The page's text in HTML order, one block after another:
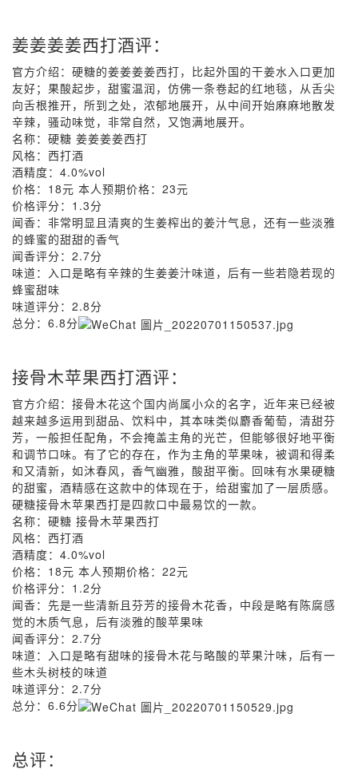
姜姜姜姜西打酒评：
官方介绍：硬糖的姜姜姜姜西打，比起外国的干姜水入口更加
友好；果酸起步，甜蜜温润，仿佛一条卷起的红地毯，从舌尖
向舌根推开，所到之处，浓郁地展开，从中间开始麻麻地散发
辛辣，骚动味觉，非常自然，又饱满地展开。
名称：硬糖 姜姜姜姜西打
风格：西打酒
酒精度：4.0%vol
价格：18元 本人预期价格：23元
价格评分：1.3分
闻香：非常明显且清爽的生姜榨出的姜汁气息，还有一些淡雅
的蜂蜜的甜甜的香气
闻香评分：2.7分
味道：入口是略有辛辣的生姜姜汁味道，后有一些若隐若现的
蜂蜜甜味
味道评分：2.8分
总分：6.8分
接骨木苹果西打酒评：
官方介绍：接骨木花这个国内尚属小众的名字，近年来已经被
越来越多运用到甜品、饮料中，其本味类似麝香葡萄，清甜芬
芳，一般担任配角，不会掩盖主角的光芒，但能够很好地平衡
和调节口味。有了它的存在，作为主角的苹果味，被调和得柔
和又清新，如沐春风，香气幽雅，酸甜平衡。回味有水果硬糖
的甜蜜，酒精感在这款中的体现在于，给甜蜜加了一层质感。
硬糖接骨木苹果西打是四款口中最易饮的一款。
名称：硬糖 接骨木苹果西打
风格：西打酒
酒精度：4.0%vol
价格：18元 本人预期价格：22元
价格评分：1.2分
闻香：先是一些清新且芬芳的接骨木花香，中段是略有陈腐感
觉的木质气息，后有淡雅的酸苹果味
闻香评分：2.7分
味道：入口是略有甜味的接骨木花与略酸的苹果汁味，后有一
些木头树枝的味道
味道评分：2.7分
总分：6.6分
总评：